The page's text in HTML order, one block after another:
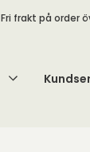
Fri frakt på order